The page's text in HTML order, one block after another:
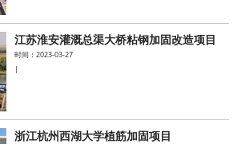
江苏淮安灌溉总渠大桥粘钢加固改造项目
时间：2023-03-27
|
浙江杭州西湖大学植筋加固项目